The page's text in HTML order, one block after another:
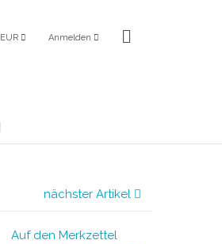
EUR Anmelden
nächster Artikel
Auf den Merkzettel